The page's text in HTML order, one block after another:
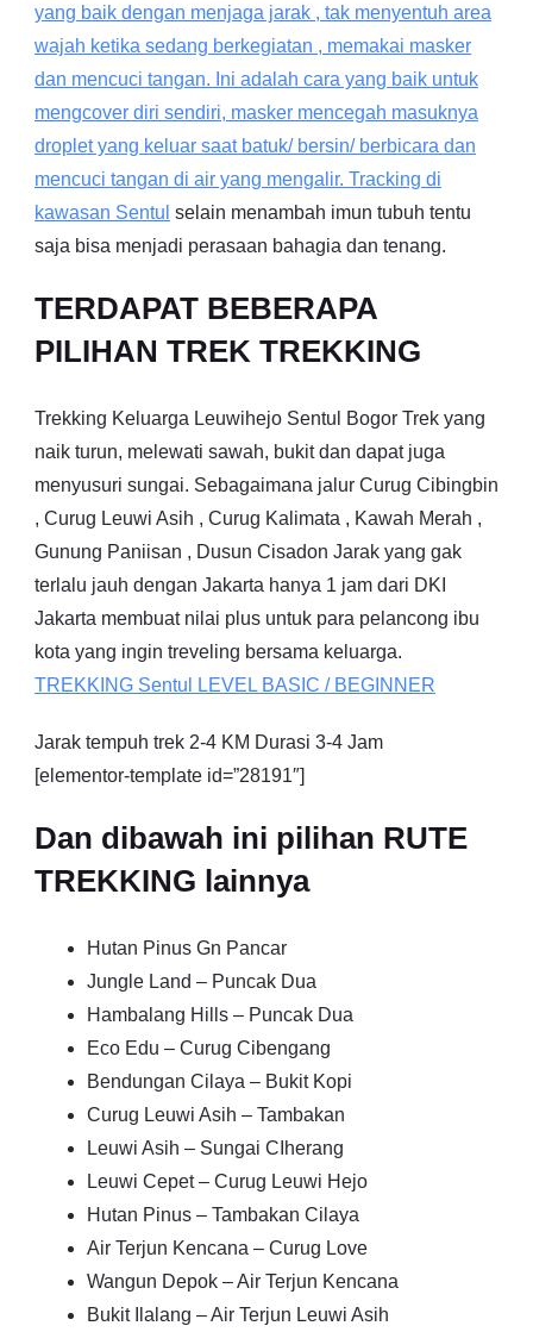
yang baik dengan menjaga jarak , tak menyentuh area
wajah ketika sedang berkegiatan , memakai masker
dan mencuci tangan. Ini adalah cara yang baik untuk
mengcover diri sendiri, masker mencegah masuknya
droplet yang keluar saat batuk/ bersin/ berbicara dan
mencuci tangan di air yang mengalir. Tracking di
kawasan Sentul selain menambah imun tubuh tentu
saja bisa menjadi perasaan bahagia dan tenang.
TERDAPAT BEBERAPA
PILIHAN TREK TREKKING
Trekking Keluarga Leuwihejo Sentul Bogor Trek yang
naik turun, melewati sawah, bukit dan dapat juga
menyusuri sungai. Sebagaimana jalur Curug Cibingbin
, Curug Leuwi Asih , Curug Kalimata , Kawah Merah ,
Gunung Paniisan , Dusun Cisadon Jarak yang gak
terlalu jauh dengan Jakarta hanya 1 jam dari DKI
Jakarta membuat nilai plus untuk para pelancong ibu
kota yang ingin treveling bersama keluarga.
TREKKING Sentul LEVEL BASIC / BEGINNER
Jarak tempuh trek 2-4 KM Durasi 3-4 Jam
[elementor-template id=”28191″]
Dan dibawah ini pilihan RUTE
TREKKING lainnya
Hutan Pinus Gn Pancar
Jungle Land – Puncak Dua
Hambalang Hills – Puncak Dua
Eco Edu – Curug Cibengang
Bendungan Cilaya – Bukit Kopi
Curug Leuwi Asih – Tambakan
Leuwi Asih – Sungai CIherang
Leuwi Cepet – Curug Leuwi Hejo
Hutan Pinus – Tambakan Cilaya
Air Terjun Kencana – Curug Love
Wangun Depok – Air Terjun Kencana
Bukit Ilalang – Air Terjun Leuwi Asih